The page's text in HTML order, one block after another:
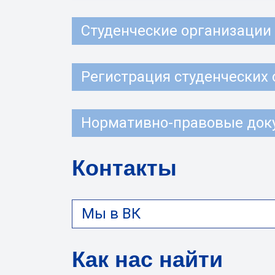
Студенческие организации
Регистрация
Нормативно-правовые
Контакты
Мы в ВК
Как нас найти